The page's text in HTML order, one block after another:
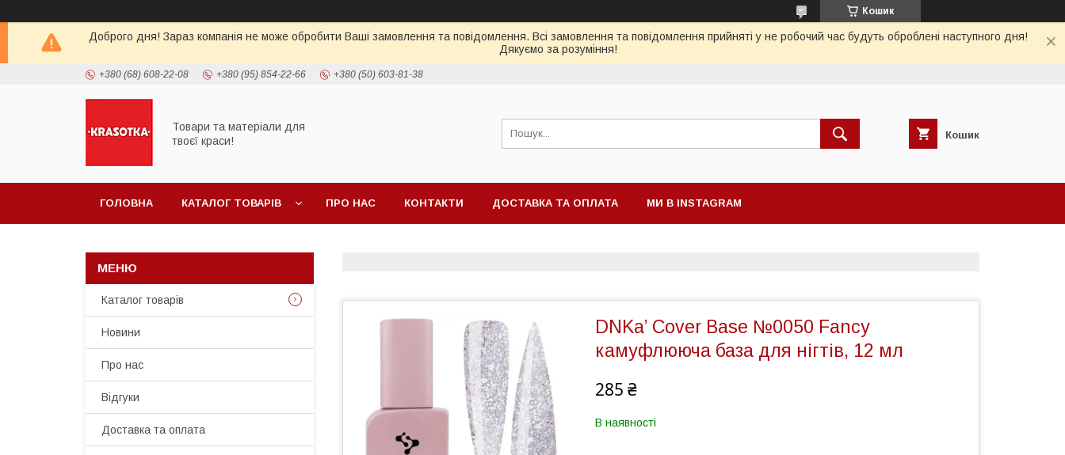
Кошик
Доброго дня! Зараз компанія не може обробити Ваші замовлення та повідомлення. Всі замовлення та повідомлення прийняті у не робочий час будуть оброблені наступного дня!
Дякуємо за розуміння!
+380 (68) 608-22-08 +380 (95) 854-22-66 +380 (50) 603-81-38
Товари та матеріали для
твоєї краси!
Кошик
ГОЛОВНА КАТАЛОГ ТОВАРIВ ПРО НАС КОНТАКТИ ДОСТАВКА ТА ОПЛАТА МИ В INSTAGRAM
DNKa’ Cover Base №0050 Fancy
камуфлююча база для нігтів, 12 мл
285 ₴
В наявності
Каталог товарiв
Новини
Про нас
Відгуки
Доставка та оплата